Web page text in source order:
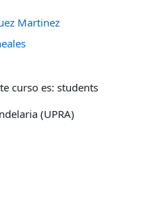
Martinez
curso es: students
(UPRA)